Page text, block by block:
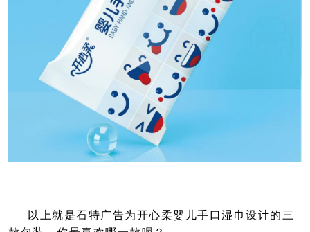
以上就是石特广告为开心柔婴儿手口湿巾设计的三